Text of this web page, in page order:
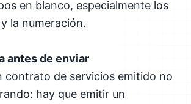
en blanco, especialmente los
la numeración.
antes de enviar
contrato de servicios emitido no
hay que emitir un